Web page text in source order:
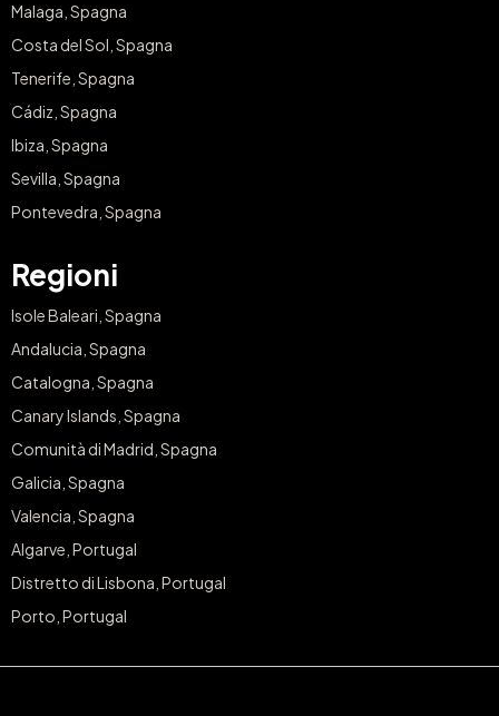
Malaga, Spagna
Costa del Sol, Spagna
Tenerife, Spagna
Cádiz, Spagna
Ibiza, Spagna
Sevilla, Spagna
Pontevedra, Spagna
Regioni
Isole Baleari, Spagna
Andalucia, Spagna
Catalogna, Spagna
Canary Islands, Spagna
Comunità di Madrid, Spagna
Galicia, Spagna
Valencia, Spagna
Algarve, Portugal
Distretto di Lisbona, Portugal
Porto, Portugal